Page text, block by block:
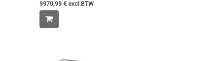
9970,99 € excl.BTW